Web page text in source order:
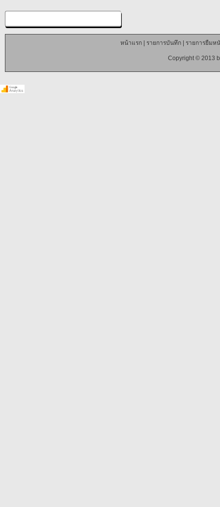
หน้าแรก| รายการบันทึก| รายการยืมห
Copyright © 2013